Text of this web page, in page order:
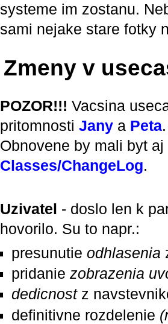
systeme im zostanu.
sami nejake stare fotky
Zmeny v
POZOR!!! Vacsina
pritomnosti Janya Peta
Obnovene by mali byt
Classes/ChangeLog.
Uzivatel - doslo len k
hovorilo. Su to napr.:
presunutie odhlasenia
pridanie zobrazenia
dedicnostz
definitivne rozdelenie